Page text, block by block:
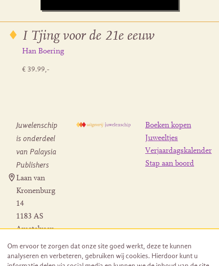
I Tjing voor de 21e eeuw
Han Boering
€ 39.99,-
Juwelenschip
is onderdeel
van Palaysia
Publishers
Laan van
Kronenburg
14
1183 AS
Amstelveen
Herroeping
bestelling
Boeken kopen
Juweeltjes
Verjaardagskalender
Stap aan boord
Om ervoor te zorgen dat onze site goed werkt, deze te kunnen
analyseren en verbeteren, gebruiken wij cookies. Hierdoor kunt u